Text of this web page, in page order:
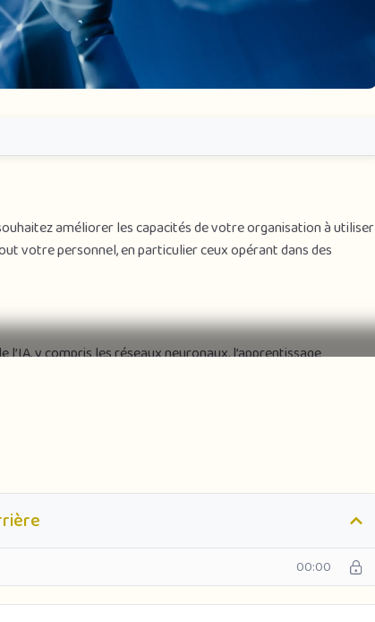
souhaitez améliorer les capacités de votre organisation à utiliser
votre personnel, en particulier ceux opérant dans des
y compris les réseaux neuronaux, l’apprentissage
une stratégie IA dans votre entreprise
sociétales autour de l’IA
peuvent également le suivre pour découvrir les aspects
00:00